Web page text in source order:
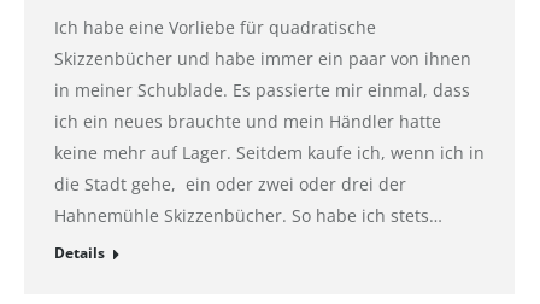
Ich habe eine Vorliebe für quadratische
Skizzenbücher und habe immer ein paar von ihnen
in meiner Schublade. Es passierte mir einmal, dass
ich ein neues brauchte und mein Händler hatte
keine mehr auf Lager. Seitdem kaufe ich, wenn ich in
die Stadt gehe, ein oder zwei oder drei der
Hahnemühle Skizzenbücher. So habe ich stets…
Details